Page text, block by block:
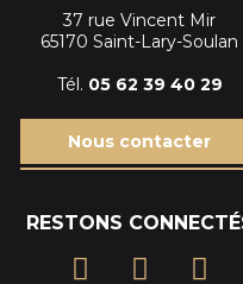
37 rue Vincent Mir
65170 Saint-Lary-Soulan
Tél. 05 62 39 40 29
Nous contacter
RESTONS